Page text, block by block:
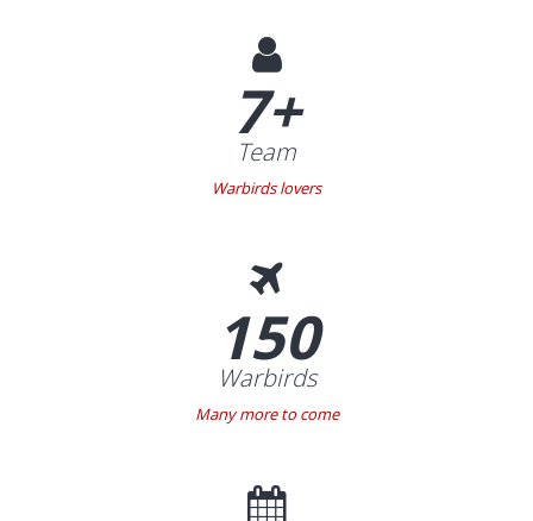
7+
Team
Warbirds lovers
150
Warbirds
Many more to come